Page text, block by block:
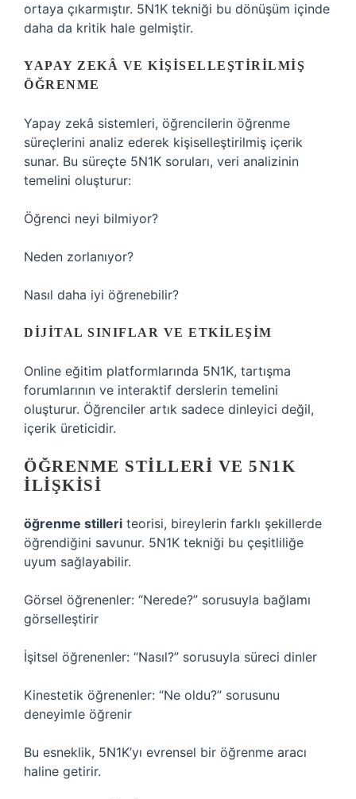
ortaya çıkarmıştır. 5N1K tekniği bu dönüşüm içinde
daha da kritik hale gelmiştir.
YAPAY ZEKÂ VE KIŞISELLEŞTIRILMIŞ
ÖĞRENME
Yapay zekâ sistemleri, öğrencilerin öğrenme
süreçlerini analiz ederek kişiselleştirilmiş içerik
sunar. Bu süreçte 5N1K soruları, veri analizinin
temelini oluşturur:
Öğrenci neyi bilmiyor?
Neden zorlanıyor?
Nasıl daha iyi öğrenebilir?
DIJITAL SINIFLAR VE ETKILEŞIM
Online eğitim platformlarında 5N1K, tartışma
forumlarının ve interaktif derslerin temelini
oluşturur. Öğrenciler artık sadece dinleyici değil,
içerik üreticidir.
ÖĞRENME STILLERI VE 5N1K
İLIŞKISI
öğrenme stilleri teorisi, bireylerin farklı şekillerde
öğrendiğini savunur. 5N1K tekniği bu çeşitliliğe
uyum sağlayabilir.
Görsel öğrenenler: “Nerede?” sorusuyla bağlamı
görselleştirir
İşitsel öğrenenler: “Nasıl?” sorusuyla süreci dinler
Kinestetik öğrenenler: “Ne oldu?” sorusunu
deneyimle öğrenir
Bu esneklik, 5N1K’yı evrensel bir öğrenme aracı
haline getirir.